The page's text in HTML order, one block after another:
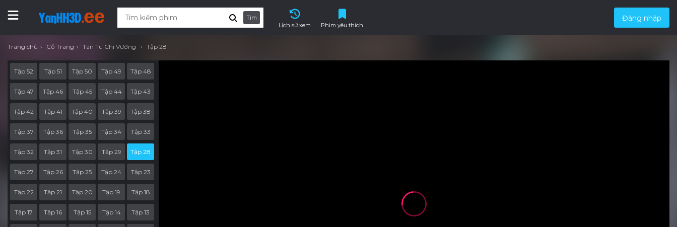
Tìm
Lịch sử xem
Phim yêu thích
Đăng nhập
Trang chủ Cổ Trang Tán Tu Chi Vương Tập 28
Tập 52 Tập 51 Tập 50 Tập 49 Tập 48
Tập 47 Tập 46 Tập 45 Tập 44 Tập 43
Tập 42 Tập 41 Tập 40 Tập 39 Tập 38
Tập 37 Tập 36 Tập 35 Tập 34 Tập 33
Tập 32 Tập 31 Tập 30 Tập 29 Tập 28
Tập 27 Tập 26 Tập 25 Tập 24 Tập 23
Tập 22 Tập 21 Tập 20 Tập 19 Tập 18
Tập 17 Tập 16 Tập 15 Tập 14 Tập 13